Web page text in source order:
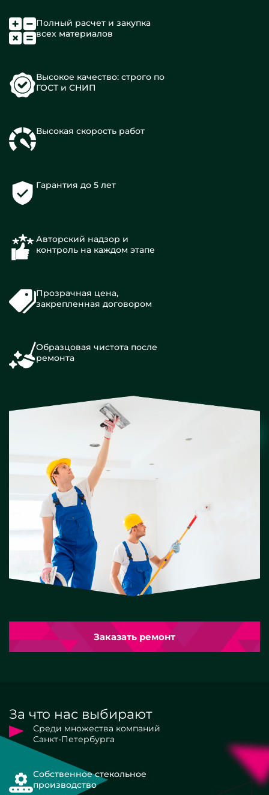
Полный расчет и закупка
всех материалов
Высокое качество: строго по
ГОСТ и СНИП
Высокая скорость работ
Гарантия до 5 лет
Авторский надзор и
контроль на каждом этапе
Прозрачная цена,
закрепленная договором
Образцовая чистота после
ремонта
Заказать ремонт
За что нас выбирают
Среди множества компаний
Санкт-Петербурга
Собственное стекольное
производство